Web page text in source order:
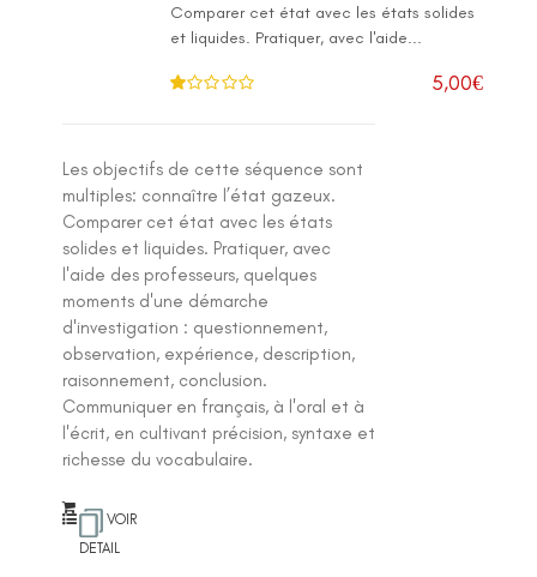
Comparer cet état avec les états solides
et liquides. Pratiquer, avec l'aide...
.0
0
su
5,00€
Les objectifs de cette séquence sont
multiples: connaître l’état gazeux.
Comparer cet état avec les états
solides et liquides. Pratiquer, avec
l'aide des professeurs, quelques
moments d'une démarche
d'investigation : questionnement,
observation, expérience, description,
raisonnement, conclusion.
Communiquer en français, à l'oral et à
l'écrit, en cultivant précision, syntaxe et
richesse du vocabulaire.
VOIR
DETAIL